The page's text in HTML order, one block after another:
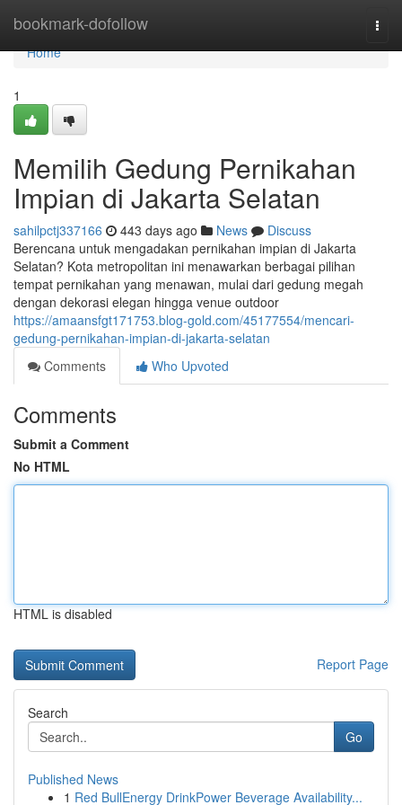
bookmark-dofollow
Home
Home
1
Memilih Gedung Pernikahan
Impian di Jakarta Selatan
sahilpctj337166 443 days ago News
Discuss
Berencana untuk mengadakan pernikahan impian di Jakarta
Selatan? Kota metropolitan ini menawarkan berbagai pilihan
tempat pernikahan yang menawan, mulai dari gedung megah
dengan dekorasi elegan hingga venue outdoor
https://amaansfgt171753.blog-gold.com/45177554/mencari-
gedung-pernikahan-impian-di-jakarta-selatan
Comments
Who Upvoted
Comments
Submit a Comment
No HTML
HTML is disabled
Report Page
Search
Go
Published News
1 Red BullEnergy DrinkPower Beverage Availability...